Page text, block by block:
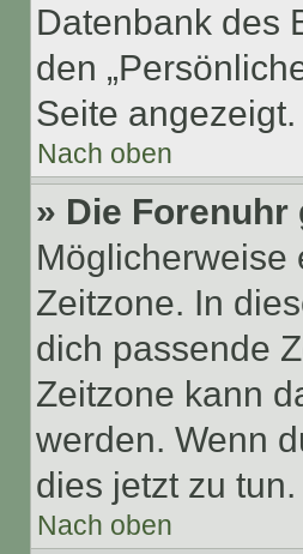
Datenbank des
den
Seite
Nach oben
» Die Forenuhr
Möglicherweise
Zeitzone. In
dich passende
Zeitzone kann
werden. Wenn
dies jetzt zu tun.
Nach oben